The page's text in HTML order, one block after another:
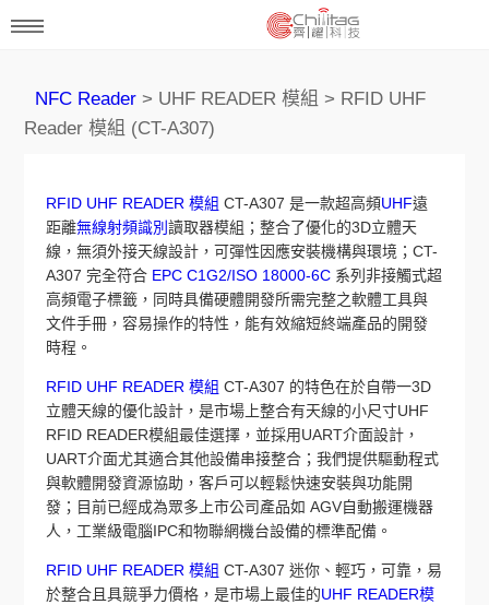
NFC Reader > UHF READER 模組 > RFID UHF
Reader 模組 (CT-A307)
RFID UHF READER 模組 CT-A307 是一款超高頻UHF遠
距離無線射頻識別讀取器模組；整合了優化的3D立體天
線，無須外接天線設計，可彈性因應安裝機構與環境；CT-
A307 完全符合 EPC C1G2/ISO 18000-6C 系列非接觸式超
高頻電子標籤，同時具備硬體開發所需完整之軟體工具與
文件手冊，容易操作的特性，能有效縮短終端產品的開發
時程。
RFID UHF READER 模組 CT-A307 的特色在於自帶一3D
立體天線的優化設計，是市場上整合有天線的小尺寸UHF
RFID READER模組最佳選擇，並採用UART介面設計，
UART介面尤其適合其他設備串接整合；我們提供驅動程式
與軟體開發資源協助，客戶可以輕鬆快速安裝與功能開
發；目前已經成為眾多上市公司產品如 AGV自動搬運機器
人，工業級電腦IPC和物聯網機台設備的標準配備。
RFID UHF READER 模組 CT-A307 迷你、輕巧，可靠，易
於整合且具競爭力價格，是市場上最佳的UHF READER模